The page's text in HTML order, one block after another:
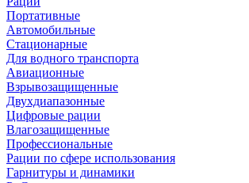
Портативные
Автомобильные
Стационарные
Для водного транспорта
Авиационные
Взрывозащищенные
Двухдиапазонные
Цифровые рации
Влагозащищенные
Профессиональные
Рации по сфере использования
Гарнитуры и динамики